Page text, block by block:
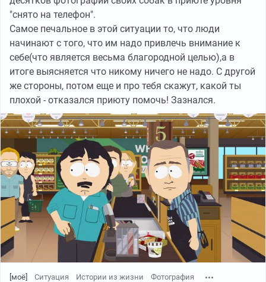
"снято на телефон".
Самое печальное в этой ситуации то, что люди
начинают с того, что им надо привлечь внимание к
себе(что является весьма благородной целью),а в
итоге выясняется что никому ничего не надо. С другой
же стороны, потом еще и про тебя скажут, какой ты
плохой - отказался приюту помочь! Зазнался.
[моё] Ситуация Истории из жизни Фотография